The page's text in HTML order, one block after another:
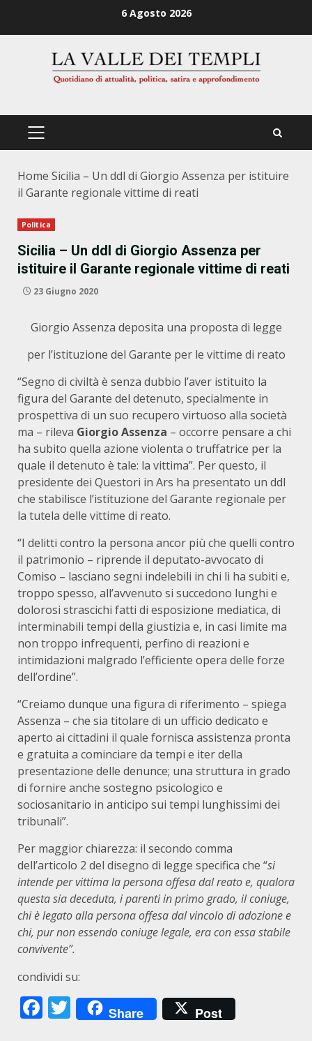
6 Agosto 2026
PRIMÄRES
Home Sicilia – Un ddl di Giorgio Assenza per istituire
il Garante regionale vittime di reati
Politica
Sicilia – Un ddl di Giorgio Assenza per
istituire il Garante regionale vittime di reati
23 Giugno 2020
Giorgio Assenza deposita una proposta di legge
per l’istituzione del Garante per le vittime di reato
“Segno di civiltà è senza dubbio l’aver istituito la
figura del Garante del detenuto, specialmente in
prospettiva di un suo recupero virtuoso alla società
ma – rileva Giorgio Assenza – occorre pensare a chi
ha subito quella azione violenta o truffatrice per la
quale il detenuto è tale: la vittima”. Per questo, il
presidente dei Questori in Ars ha presentato un ddl
che stabilisce l’istituzione del Garante regionale per
la tutela delle vittime di reato.
“I delitti contro la persona ancor più che quelli contro
il patrimonio – riprende il deputato-avvocato di
Comiso – lasciano segni indelebili in chi li ha subiti e,
troppo spesso, all’avvenuto si succedono lunghi e
dolorosi strascichi fatti di esposizione mediatica, di
interminabili tempi della giustizia e, in casi limite ma
non troppo infrequenti, perfino di reazioni e
intimidazioni malgrado l’efficiente opera delle forze
dell’ordine”.
“Creiamo dunque una figura di riferimento – spiega
Assenza – che sia titolare di un ufficio dedicato e
aperto ai cittadini il quale fornisca assistenza pronta
e gratuita a cominciare da tempi e iter della
presentazione delle denunce; una struttura in grado
di fornire anche sostegno psicologico e
sociosanitario in anticipo sui tempi lunghissimi dei
tribunali”.
Per maggior chiarezza: il secondo comma
dell’articolo 2 del disegno di legge specifica che “si
intende per vittima la persona offesa dal reato e, qualora
questa sia deceduta, i parenti in primo grado, il coniuge,
chi è legato alla persona offesa dal vincolo di adozione e
chi, pur non essendo coniuge legale, era con essa stabile
convivente”.
condividi su:
Facebook
Twitter
Share Post